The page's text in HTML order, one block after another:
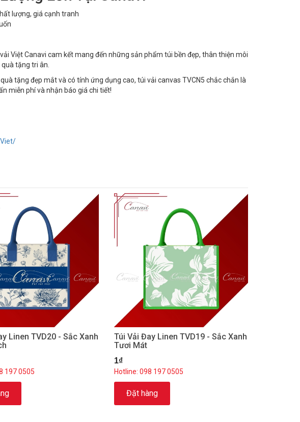
lượng, giá cạnh tranh
Việt Canavi cam kết mang đến những sản phẩm túi bền đẹp, thân thiện môi
tặng tri ân.
tặng đẹp mắt và có tính ứng dụng cao, túi vải canvas TVCN5 chắc chắn là
miễn phí và nhận báo giá chi tiết!
Linen TVD20 - Sắc Xanh
197 0505
Túi Vải Đay Linen TVD19 - Sắc Xanh
Tươi Mát
1₫
Hotline: 098 197 0505
Đặt hàng